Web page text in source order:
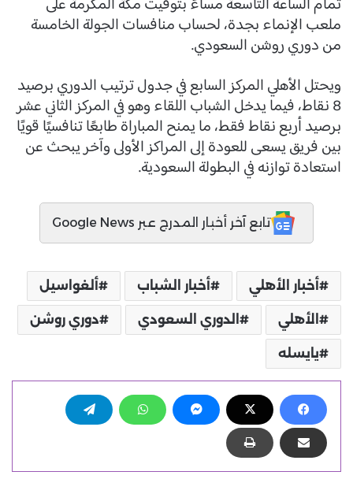
ملعب الإنماء بجدة، لحساب منافسات الجولة الخامسة
من دوري روشن السعودي.
ويحتل الأهلي المركز السابع في جدول ترتيب الدوري برصيد
8 نقاط، فيما يدخل الشباب اللقاء وهو في المركز الثاني عشر
برصيد أربع نقاط فقط، ما يمنح المباراة طابعًا تنافسيًا قويًا
بين فريق يسعى للعودة إلى المراكز الأولى وآخر يبحث عن
استعادة توازنه في البطولة السعودية.
تابع آخر أخبار المدرج عبر Google News
أخبار الأهلي أخبار الشباب ألغواسيل
الأهلي الدوري السعودي دوري روشن
يايسله